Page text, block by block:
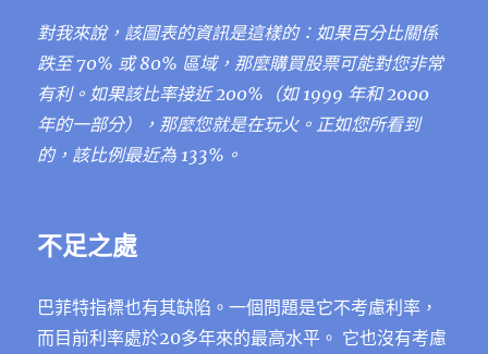
對我來說，該圖表的資訊是這樣的：如果百分比關係
跌至 70% 或 80% 區域，那麼購買股票可能對您非常
有利。如果該比率接近 200%（如 1999 年和 2000
年的一部分），那麼您就是在玩火。正如您所看到
的，該比例最近為 133%。
不足之處
巴菲特指標也有其缺陷。一個問題是它不考慮利率，
而目前利率處於20多年來的最高水平。 它也沒有考慮